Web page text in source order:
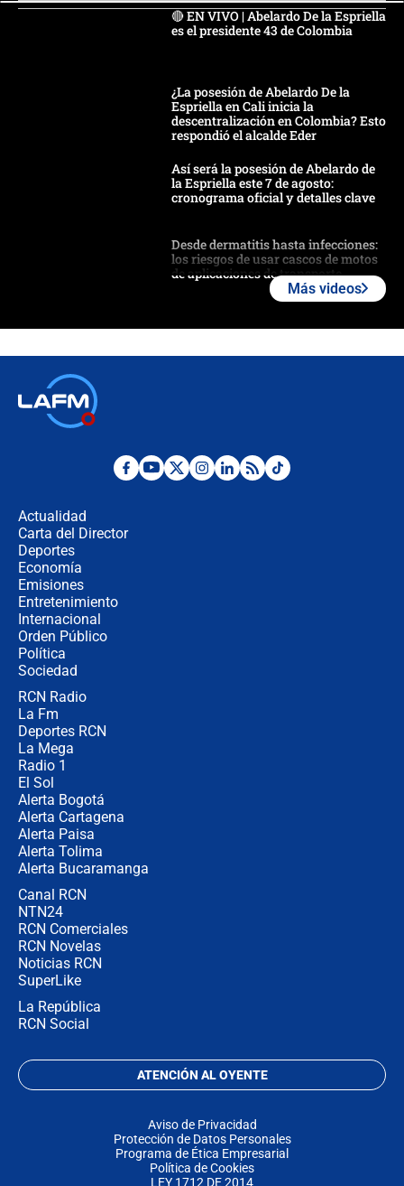
🔴 EN VIVO | Abelardo De la Espriella
es el presidente 43 de Colombia
¿La posesión de Abelardo De la
Espriella en Cali inicia la
descentralización en Colombia? Esto
respondió el alcalde Eder
Así será la posesión de Abelardo de
la Espriella este 7 de agosto:
cronograma oficial y detalles clave
Desde dermatitis hasta infecciones:
los riesgos de usar cascos de motos
de aplicaciones de transporte
Posesión de Abelardo De La Espriella
Más videos
Actualidad
Carta del Director
Deportes
Economía
Emisiones
Entretenimiento
Internacional
Orden Público
Política
Sociedad
RCN Radio
La Fm
Deportes RCN
La Mega
Radio 1
El Sol
Alerta Bogotá
Alerta Cartagena
Alerta Paisa
Alerta Tolima
Alerta Bucaramanga
Canal RCN
NTN24
RCN Comerciales
RCN Novelas
Noticias RCN
SuperLike
La República
RCN Social
ATENCIÓN AL OYENTE
Aviso de Privacidad
Protección de Datos Personales
Programa de Ética Empresarial
Política de Cookies
LEY 1712 DE 2014